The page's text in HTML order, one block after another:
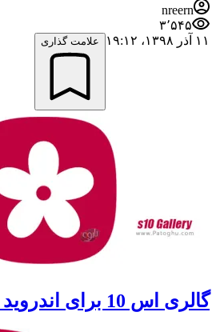
nreern
۳٬۵۴۵
۱۱ آذر ۱۳۹۸،‏ ۱۹:۱۲
علامت گذاری
گالری اس 10 برای اندروید s10 Gallery 1.6